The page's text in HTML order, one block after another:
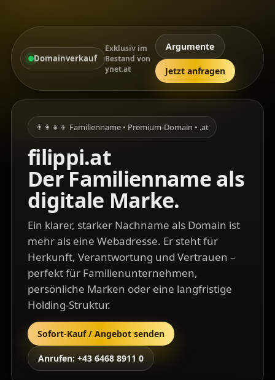
Domainverkauf
Exklusiv im
Bestand von
ynet.at
Argumente
Jetzt anfragen
👨‍👩‍👧‍👦 Familienname • Premium-Domain • .at
filippi.at
Der Familienname als
digitale Marke.
Ein klarer, starker Nachname als Domain ist
mehr als eine Webadresse. Er steht für
Herkunft, Verantwortung und Vertrauen –
perfekt für Familienunternehmen,
persönliche Marken oder eine langfristige
Holding-Struktur.
Sofort-Kauf / Angebot senden
Anrufen: +43 6468 8911 0